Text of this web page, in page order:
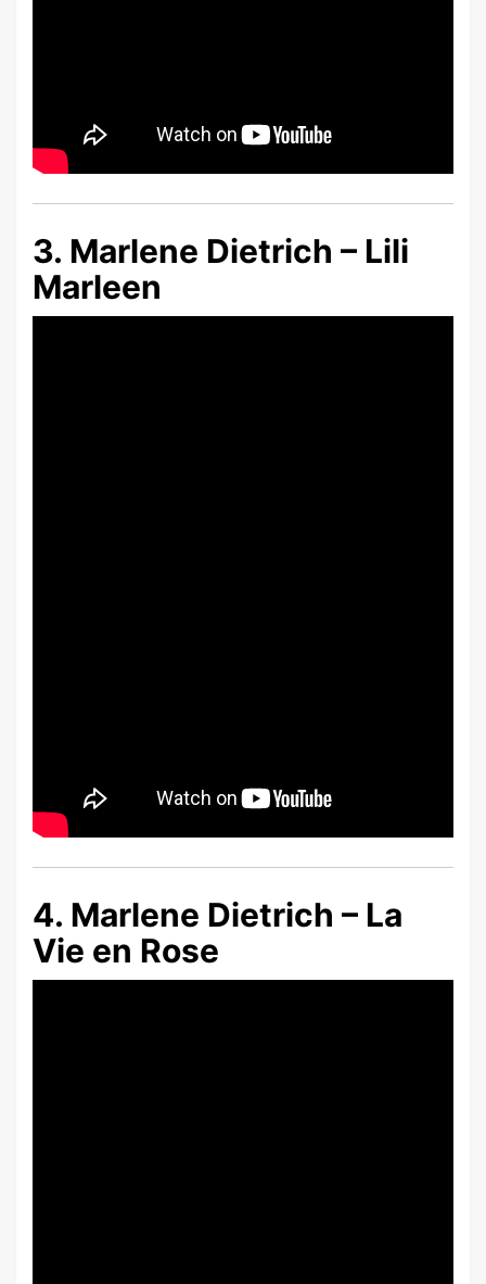
3. Marlene Dietrich – Lili
Marleen
4. Marlene Dietrich – La
Vie en Rose